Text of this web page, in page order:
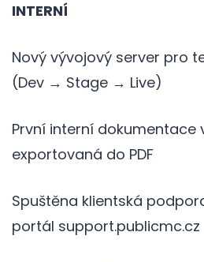
INTERNÍ
Nový vývojový server pro
(Dev → Stage → Live)
První interní dokumentace
exportovaná do PDF
Spuštěna klientská
portál support.publicmc.cz